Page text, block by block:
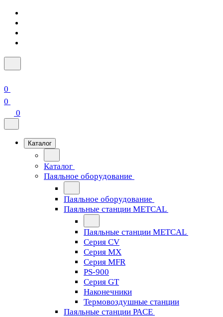
0
0
0
Каталог
Каталог
Паяльное оборудование
Паяльное оборудование
Паяльные станции METCAL
Паяльные станции METCAL
Серия CV
Серия MX
Серия MFR
PS-900
Серия GT
Наконечники
Термовоздушные станции
Паяльные станции PACE